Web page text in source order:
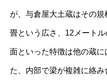
が、与倉屋大土蔵はその
畳という広さ、12メート
面といった特徴は他の蔵
た、内部で梁が複雑に絡